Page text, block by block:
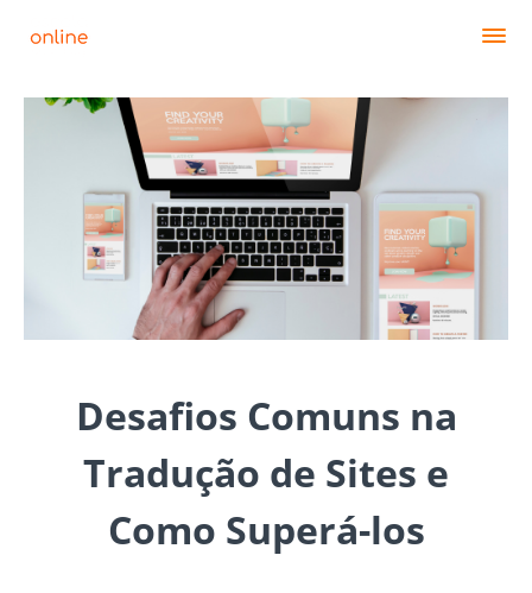
Desafios Comuns na
Tradução de Sites e
Como Superá-los